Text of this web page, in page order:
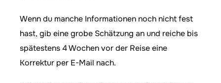
Wenn du manche Informationen noch nicht fest
hast, gib eine grobe Schätzung an und reiche bis
spätestens 4 Wochen vor der Reise eine
Korrektur per E-Mail nach.